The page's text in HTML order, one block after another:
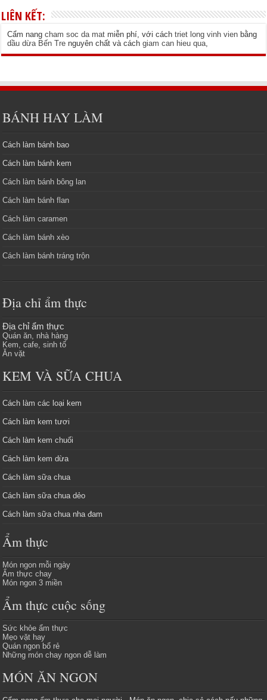
LIÊN KẾT:
Cẩm nangcham soc da mat miễn phí, với cáchtriet long vinh vien bằng
dầu dừa Bến Tre nguyên chất và cáchgiam can hieu qua
BÁNH HAY LÀM
Cách làm bánh bao
Cách làm bánh kem
Cách làm bánh bông lan
Cách làm bánh flan
Cách làm caramen
Cách làm bánh xèo
Cách làm bánh tráng trộn
Địa chỉ ẩm thực
Địa chỉ ẩm thực
Quán ăn, nhà hàng
Kem, cafe, sinh tố
Ăn vặt
KEM VÀ SỮA CHUA
Cách làm các loại kem
Cách làm kem tươi
Cách làm kem chuối
Cách làm kem dừa
Cách làm sữa chua
Cách làm sữa chua dẻo
Cách làm sữa chua nha đam
Ẩm thực
Món ngon mỗi ngày
Ẩm thực chay
Món ngon 3 miền
Ẩm thực cuộc sống
Sức khỏe ẩm thực
Mẹo vặt hay
Quán ngon bổ rẻ
Những món chay ngon dễ làm
MÓN ĂN NGON